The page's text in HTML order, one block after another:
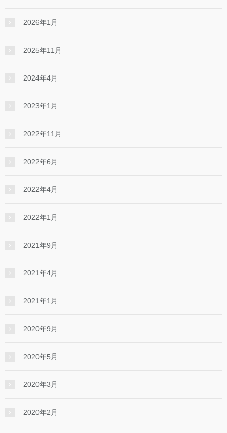
2026年1月
2025年11月
2024年4月
2023年1月
2022年11月
2022年6月
2022年4月
2022年1月
2021年9月
2021年4月
2021年1月
2020年9月
2020年5月
2020年3月
2020年2月